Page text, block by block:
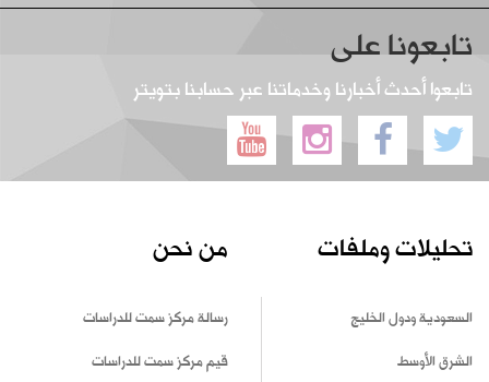
تابعونا على
تابعوا أحدث أخبارنا وخدماتنا عبر حسابنا بتويتر
تحليلات وملفات
السعودية ودول الخليج
الشرق الأوسط
من نحن
رسالة مركز سمت للدراسات
قيم مركز سمت للدراسات